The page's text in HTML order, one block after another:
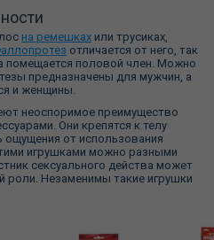
на ремешках или трусиках,
отличается от него, так
помещается половой член. Можно
предназначены для мужчин, а
и женщины.
неоспоримое преимущество
Они крепятся к телу
ощущения от использования
игрушками можно разными
сексуального действа может
роли. Незаменимы такие игрушки